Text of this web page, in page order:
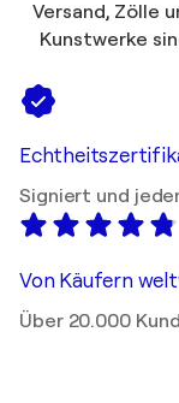
Versand, Zölle
Kunstwerke
Signiert und
Von Käufern
Über 20.000